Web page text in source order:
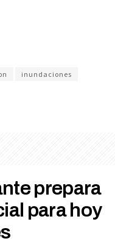
inundaciones
prepara
para hoy